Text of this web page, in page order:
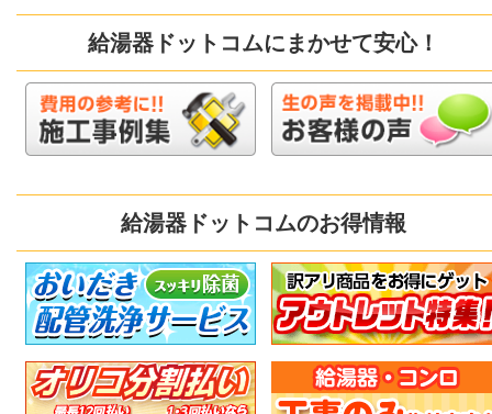
給湯器ドットコムにまかせて安心！
給湯器ドットコムのお得情報